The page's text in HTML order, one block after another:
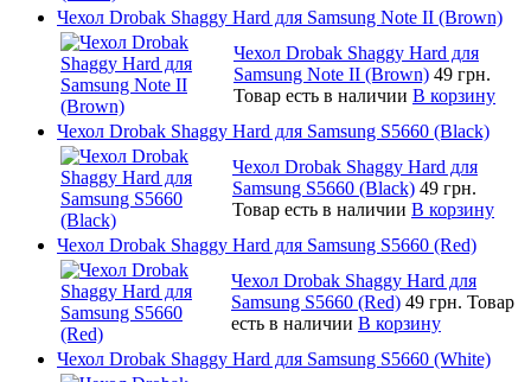
Чехол Drobak Shaggy Hard для Samsung Note II (Brown)
Чехол Drobak Shaggy Hard для
Samsung Note II (Brown) 49 грн.
Товар есть в наличии В корзину
Чехол Drobak Shaggy Hard для Samsung S5660 (Black)
Чехол Drobak Shaggy Hard для
Samsung S5660 (Black) 49 грн.
Товар есть в наличии В корзину
Чехол Drobak Shaggy Hard для Samsung S5660 (Red)
Чехол Drobak Shaggy Hard для
Samsung S5660 (Red) 49 грн. Товар
есть в наличии В корзину
Чехол Drobak Shaggy Hard для Samsung S5660 (White)